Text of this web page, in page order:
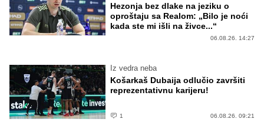
Hezonja bez dlake na jeziku o
oproštaju sa Realom: „Bilo je noći
kada ste mi išli na živce...“
06.08.26. 14:27
Iz vedra neba
Košarkaš Dubaija odlučio završiti
reprezentativnu karijeru!
1 06.08.26. 09:21